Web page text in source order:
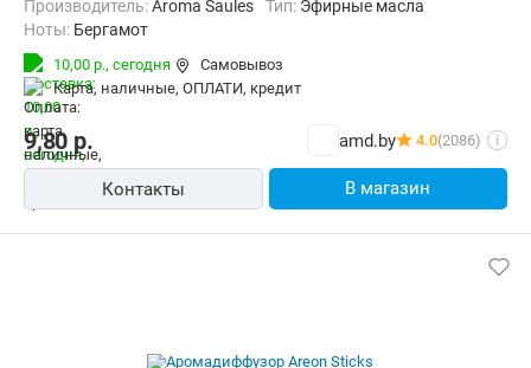
Производитель:Aroma Saules Тип: Эфирные масла
Ноты: Бергамот
10,00 р., сегодня
Самовывоз
карта, наличные, ОПЛАТИ, кредит
9,80 р. amd.by 4.0(2086) i
Контакты В магазин